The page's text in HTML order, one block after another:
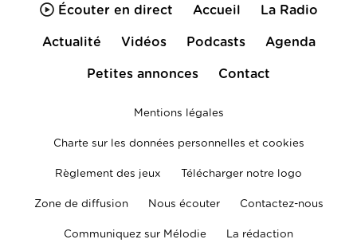
Écouter en direct Accueil La Radio
Actualité Vidéos Podcasts Agenda
Petites annonces Contact
Mentions légales
Charte sur les données personnelles et cookies
Règlement des jeux Télécharger notre logo
Zone de diffusion Nous écouter Contactez-nous
Communiquez sur Mélodie La rédaction